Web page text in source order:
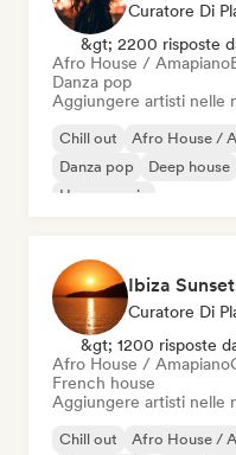
Curatore Di
&gt; 2200 risposte
Afro House / Amapiano
Danza pop
Aggiungere artisti nelle
Chill out Afro House /
Danza pop
Deep house
House music
Ibiza
Curatore Di
&gt; 1200 risposte
Afro House / Amapiano
French house
Aggiungere artisti nelle
Chill out Afro House /